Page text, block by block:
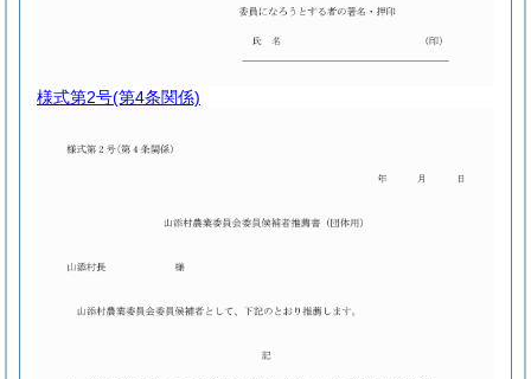
様式第2号(第4条関係)